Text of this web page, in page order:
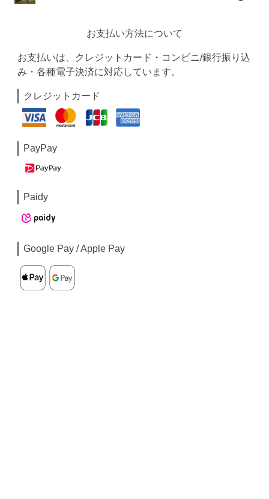
お支払い方法について
お支払いは、クレジットカード・コンビニ/銀行振り込
み・各種電子決済に対応しています。
クレジットカード
PayPay
Paidy
Google Pay / Apple Pay